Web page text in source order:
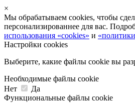
×
Мы обрабатываем cookies, чтобы
персонализированнее для вас.
использования «cookies» и
Настройки cookies
Выберите, какие файлы cookie вы
Необходимые файлы cookie
Нет
Да
Функциональные файлы cookie